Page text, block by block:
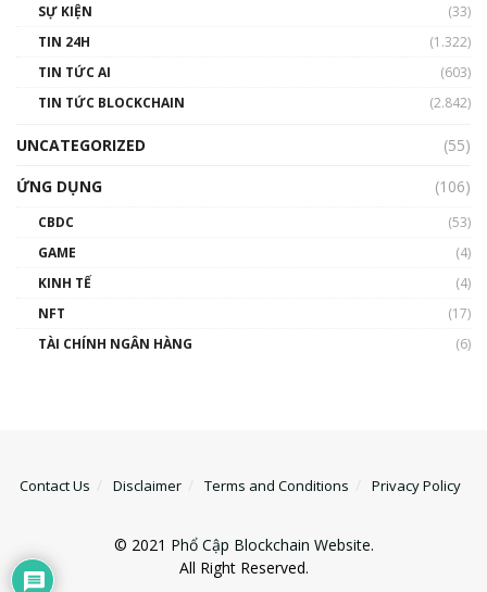
SỰ KIỆN
(33)
TIN 24H
(1.322)
TIN TỨC AI
(603)
TIN TỨC BLOCKCHAIN
(2.842)
UNCATEGORIZED
(55)
ỨNG DỤNG
(106)
CBDC
(53)
GAME
(4)
KINH TẾ
(4)
NFT
(17)
TÀI CHÍNH NGÂN HÀNG
(6)
Contact Us Disclaimer Terms and Conditions Privacy Policy
© 2021 Phổ Cập Blockchain Website.
All Right Reserved.